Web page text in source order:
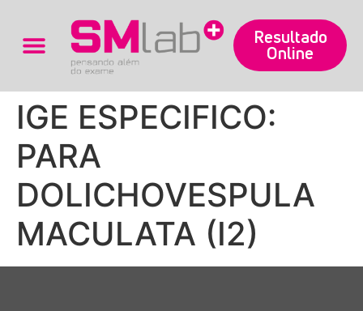
Resultado
Online
IGE ESPECIFICO:
PARA
DOLICHOVESPULA
MACULATA (I2)